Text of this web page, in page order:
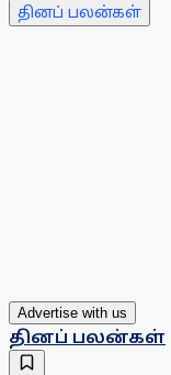
தினப் பலன்கள்
Advertise with us
தினப் பலன்கள்